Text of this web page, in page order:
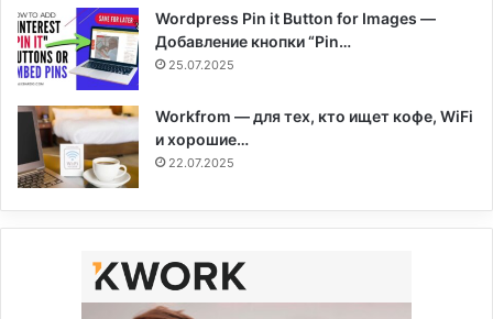
Wordpress Pin it Button for Images —
Добавление кнопки “Pin…
25.07.2025
Workfrom — для тех, кто ищет кофе, WiFi
и хорошие…
22.07.2025